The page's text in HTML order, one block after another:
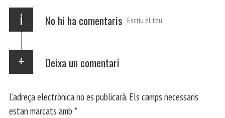
i No hi ha comentaris Escriu el teu
Deixa un comentari
L'adreça electrònica no es publicarà. Els camps necessaris
estan marcats amb *